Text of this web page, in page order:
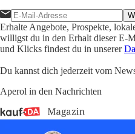
Erhalte Angebote, Prospekte,
willigst du in den Erhalt dieser E-
und Klicks findest du in unserer
Du kannst dich jederzeit vom
Aperol in den Nachrichten